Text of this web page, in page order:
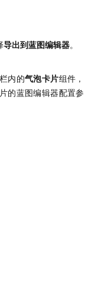
导出到蓝图编辑器。
内的气泡卡片组件，
的蓝图编辑器配置参